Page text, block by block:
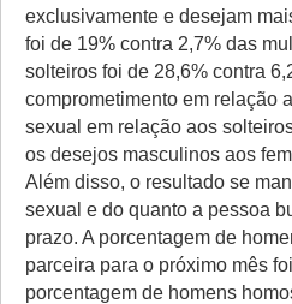
exclusivamente e desejam
foi de 19% contra 2,7% das
solteiros foi de 28,6% contra
comprometimento em relação
sexual em relação aos
os desejos masculinos aos
Além disso, o resultado se
sexual e do quanto a pessoa
prazo. A porcentagem de
parceira para o próximo mês
porcentagem de homens